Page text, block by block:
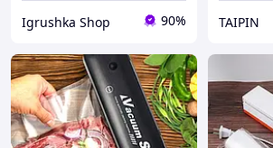
Igrushka Shop 90% TAIPIN